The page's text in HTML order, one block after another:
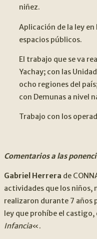
niñez.
Aplicación de la ley
espacios públicos.
El trabajo que se va
Yachay; con las
ocho regiones del
con Demunas a nivel
Trabajo con los
Comentarios a las
Gabriel Herrera de
actividades que los niños,
realizaron durante 7 años
ley que prohíbe el
Infancia«.